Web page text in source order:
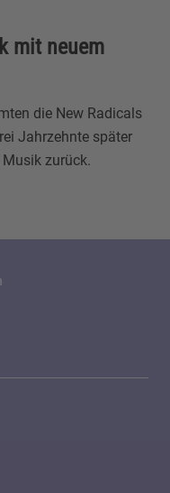
mit neuem
die New Radicals
Jahrzehnte später
zurück.